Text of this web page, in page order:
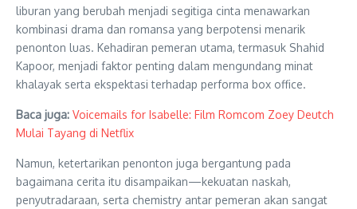
liburan yang berubah menjadi segitiga cinta menawarkan
kombinasi drama dan romansa yang berpotensi menarik
penonton luas. Kehadiran pemeran utama, termasuk Shahid
Kapoor, menjadi faktor penting dalam mengundang minat
khalayak serta ekspektasi terhadap performa box office.
Baca juga: Voicemails for Isabelle: Film Romcom Zoey Deutch
Mulai Tayang di Netflix
Namun, ketertarikan penonton juga bergantung pada
bagaimana cerita itu disampaikan—kekuatan naskah,
penyutradaraan, serta chemistry antar pemeran akan sangat